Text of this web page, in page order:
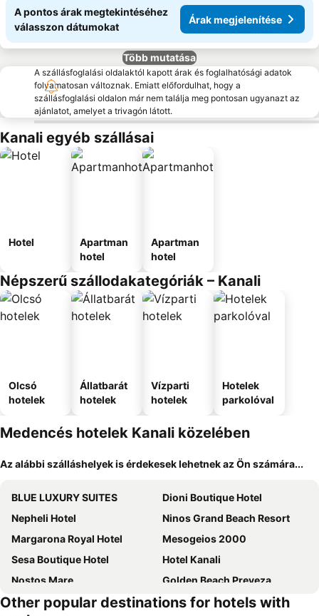
A pontos árak megtekintéséhez
válasszon dátumokat
Árak megjelenítése
Több mutatása
A szállásfoglalási oldalaktól kapott árak és foglalhatósági adatok
folyamatosan változnak. Emiatt előfordulhat, hogy a
szállásfoglalási oldalon már nem találja meg pontosan ugyanazt az
ajánlatot, amelyet a trivagón látott.
Kanali egyéb szállásai
Hotel
Apartman
hotel
Apartman
hotel
Népszerű szállodakategóriák – Kanali
Olcsó
hotelek
Állatbarát
hotelek
Vízparti
hotelek
Hotelek
parkolóval
Medencés hotelek Kanali közelében
Az alábbi szálláshelyek is érdekesek lehetnek az Ön számára...
BLUE LUXURY SUITES
Dioni Boutique Hotel
Nepheli Hotel
Ninos Grand Beach Resort
Margarona Royal Hotel
Mesogeios 2000
Sesa Boutique Hotel
Hotel Kanali
Nostos Mare
Golden Beach Preveza
Poseidon Beach Hotel
Caretta - Caretta Hotel
Other popular destinations for hotels with